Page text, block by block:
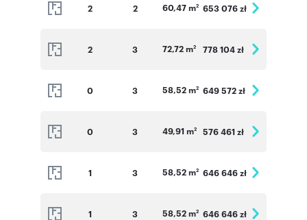
2 2 60,47 m2 653 076 zł
2 3 72,72 m2 778 104 zł
0 3 58,52 m2 649 572 zł
0 3 49,91 m2 576 461 zł
1 3 58,52 m2 646 646 zł
1 3 58,52 m2 646 646 zł